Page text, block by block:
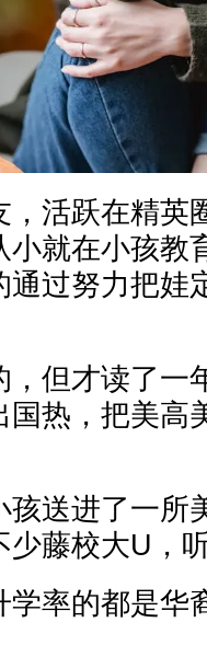
活跃在精英
小就在小孩教
过努力把娃
但才读了一
热，把美高
孩送进了一所
藤校大U，
学率的都是华